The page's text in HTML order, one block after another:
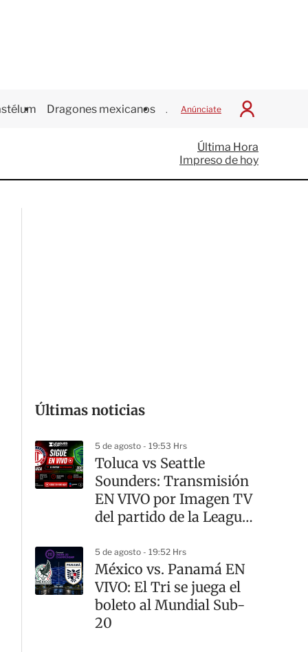
Dragones mexicanos Juegos Centroamericanos
Anúnciate
I
c
i
a
Última Hora
Impreso de hoy
Últimas noticias
5 de agosto - 19:53 Hrs
Toluca vs Seattle
Sounders: Transmisión
EN VIVO por Imagen TV
del partido de la Leagues
5 de agosto - 19:52 Hrs
México vs. Panamá EN
VIVO: El Tri se juega el
boleto al Mundial Sub-
20